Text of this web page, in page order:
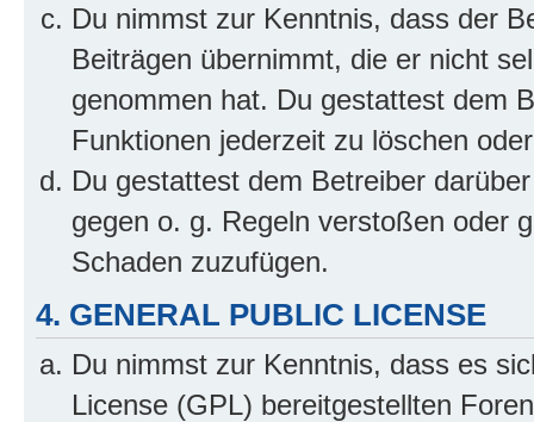
Du nimmst zur Kenntnis, dass der
Beiträgen übernimmt, die er nicht
genommen hat. Du gestattest dem
Funktionen jederzeit zu löschen
Du gestattest dem Betreiber
gegen o. g. Regeln verstoßen oder
Schaden zuzufügen.
4. GENERAL PUBLIC LICENSE
Du nimmst zur Kenntnis, dass es
License (GPL) bereitgestellten